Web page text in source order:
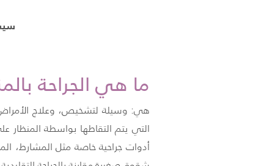
ما هي الجراحة
هي: وسيلة لتشخيص، وعلاج الأمراض
التي يتم التقاطها بواسطة المنظار
أدوات جراحية خاصة مثل المشارط،